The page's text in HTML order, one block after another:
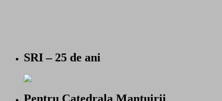
SRI – 25 de ani